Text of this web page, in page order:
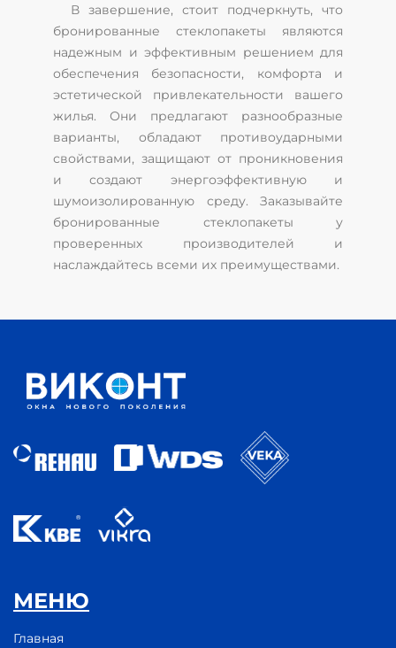
В завершение, стоит подчеркнуть, что
бронированные стеклопакеты являются
надежным и эффективным решением для
обеспечения безопасности, комфорта и
эстетической привлекательности вашего
жилья. Они предлагают разнообразные
варианты, обладают противоударными
свойствами, защищают от проникновения
и создают энергоэффективную и
шумоизолированную среду. Заказывайте
бронированные стеклопакеты у
проверенных производителей и
наслаждайтесь всеми их преимуществами.
МЕНЮ
Главная